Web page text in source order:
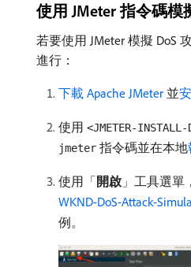
使用 JMeter 指令碼模
若要使用 JMeter 模擬 DoS
進行：
下載 Apache JMeter 並
使用 <JMETER-
jmeter 指令碼並在本地
使用「開啟 」工具選單
WKND-DoS-Attack-
例。